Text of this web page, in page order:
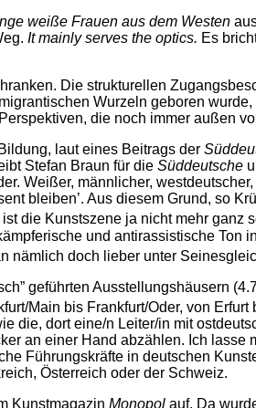
weiße Frauen aus dem Westen
It mainly serves the optics. Es
Die strukturellen
Wurzeln geboren
Perspektiven, die noch immer außen
laut eines Beitrags der
Stefan Braun für die Süddeutsche
Weißer, männlicher,
bleiben’. Aus diesem Grund, so
die Kunstszene ja nicht mehr ganz
und antirassistische Ton
nämlich doch lieber unter
geführten Ausstellungshäusern
Main bis Frankfurt/Oder, von
die, dort eine/n Leiter/in mit
an einer Hand abzählen. Ich
Führungskräfte in deutschen
Österreich oder der Schweiz.
Kunstmagazin Monopol auf. Da